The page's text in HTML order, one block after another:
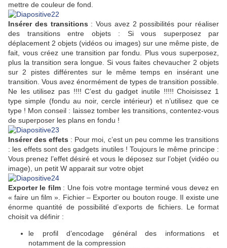
mettre de couleur de fond.
Insérer des transitions : Vous avez 2 possibilités pour réaliser
des transitions entre objets : Si vous superposez par
déplacement 2 objets (vidéos ou images) sur une même piste, de
fait, vous créez une transition par fondu. Plus vous superposez,
plus la transition sera longue. Si vous faites chevaucher 2 objets
sur 2 pistes différentes sur le même temps en insérant une
transition. Vous avez énormément de types de transition possible.
Ne les utilisez pas !!!! C’est du gadget inutile !!!!! Choisissez 1
type simple (fondu au noir, cercle intérieur) et n’utilisez que ce
type ! Mon conseil : laissez tomber les transitions, contentez-vous
de superposer les plans en fondu !
Insérer des effets : Pour moi, c’est un peu comme les transitions
: les effets sont des gadgets inutiles ! Toujours le même principe :
Vous prenez l’effet désiré et vous le déposez sur l’objet (vidéo ou
image), un petit W apparait sur votre objet
Exporter le film: Une fois votre montage terminé vous devez en
« faire un film ». Fichier – Exporter ou bouton rouge. Il existe une
énorme quantité de possibilité d’exports de fichiers. Le format
choisit va définir :
le profil d’encodage général des informations et
notamment de la compression